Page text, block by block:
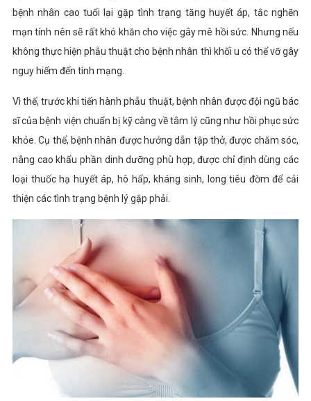
bệnh nhân cao tuổi lại gặp tình trạng tăng huyết áp, tắc nghẽn
mạn tính nên sẽ rất khó khăn cho việc gây mê hồi sức. Nhưng nếu
không thực hiện phẫu thuật cho bệnh nhân thì khối u có thể vỡ gây
nguy hiểm đến tính mạng.
Vì thế, trước khi tiến hành phẫu thuật, bệnh nhân được đội ngũ bác
sĩ của bệnh viện chuẩn bị kỹ càng về tâm lý cũng như hồi phục sức
khỏe. Cụ thể, bệnh nhân được hướng dẫn tập thở, được chăm sóc,
nâng cao khẩu phần dinh dưỡng phù hợp, được chỉ định dùng các
loại thuốc hạ huyết áp, hô hấp, kháng sinh, long tiêu đờm để cải
thiện các tình trạng bệnh lý gặp phải.